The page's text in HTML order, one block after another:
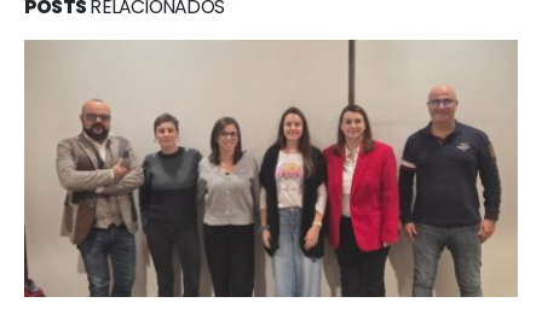
POSTSRELACIONADOS